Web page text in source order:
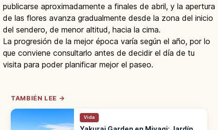
publicarse aproximadamente a finales de abril, y la apertura
de las flores avanza gradualmente desde la zona del inicio
del sendero, de menor altitud, hacia la cima.
La progresión de la mejor época varía según el año, por lo
que conviene consultarlo antes de decidir el día de tu
visita para poder planificar mejor el paseo.
TAMBIÉN LEE →
Vida